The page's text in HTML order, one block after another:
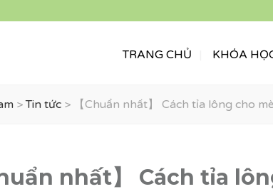
TRANG CHỦ KHÓA
>Tin tức > 【Chuẩn nhất】 Cách tỉa lông cho
nhất】 Cách tỉa